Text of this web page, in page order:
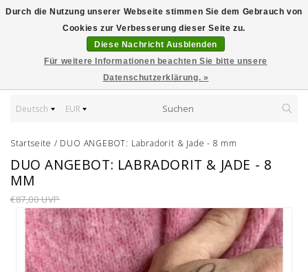
Deutsch EUR
Startseite / DUO ANGEBOT: Labradorit & Jade - 8 mm
DUO ANGEBOT: LABRADORIT & JADE - 8
MM
€87,00 UVP
Durch die Nutzung unserer Webseite stimmen Sie dem Gebrauch von
Cookies zur Verbesserung dieser Seite zu.
Diese Nachricht Ausblenden
Für weitere Informationen beachten Sie bitte unsere
Datenschutzerklärung. »